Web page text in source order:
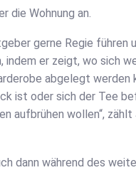
die Wohnung an.
gerne Regie führen
indem er zeigt, wo sich
abgelegt werden
ist oder sich der Tee
aufbrühen wollen“, zählt
dann während des